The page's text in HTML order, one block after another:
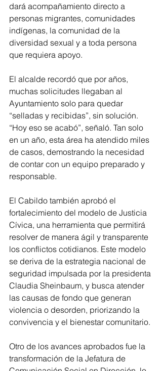
dará acompañamiento directo a
personas migrantes, comunidades
indígenas, la comunidad de la
diversidad sexual y a toda persona
que requiera apoyo.
El alcalde recordó que por años,
muchas solicitudes llegaban al
Ayuntamiento solo para quedar
“selladas y recibidas”, sin solución.
“Hoy eso se acabó”, señaló. Tan solo
en un año, esta área ha atendido miles
de casos, demostrando la necesidad
de contar con un equipo preparado y
responsable.
El Cabildo también aprobó el
fortalecimiento del modelo de Justicia
Cívica, una herramienta que permitirá
resolver de manera ágil y transparente
los conflictos cotidianos. Este modelo
se deriva de la estrategia nacional de
seguridad impulsada por la presidenta
Claudia Sheinbaum, y busca atender
las causas de fondo que generan
violencia o desorden, priorizando la
convivencia y el bienestar comunitario.
Otro de los avances aprobados fue la
transformación de la Jefatura de